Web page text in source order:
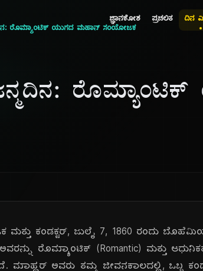
ಜ್ಞಾನಕೋಶ ಪ್ರಚಲಿತ ದಿನ
ರೊಮ್ಯಾಂಟಿಕ್ ಯುಗದ ಮಹಾನ್ ಸಂಯೋಜಕ
ಮತ್ತು ಕಂಡಕ್ಟರ್, ಜುಲೈ 7, 1860 ರಂದು
ರೊಮ್ಯಾಂಟಿಕ್ (Romantic) ಮತ್ತು
ಅವರು ತಮ್ಮ ಜೀವನಕಾಲದಲ್ಲಿ, ಒಬ್ಬ